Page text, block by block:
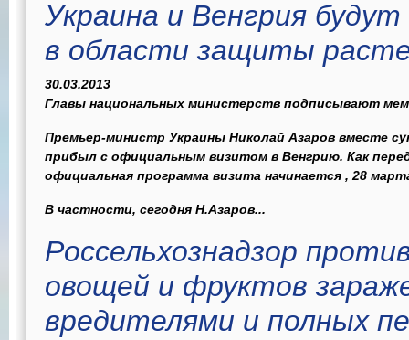
Украина и Венгрия
в области защиты
30.03.2013
Главы национальных министерств подписывают
Премьер-министр Украины Николай Азаров вместе
прибыл с официальным визитом в Венгрию. Как
официальная программа визита начинается , 28
В частности, сегодня Н.Азаров...
Россельхознадзор
овощей и фруктов
вредителями и полных